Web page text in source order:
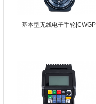
基本型无线电子手轮|CWGP